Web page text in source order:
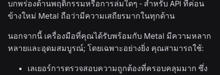
บกพร่องด้านพฤติกรรมหรือการล่มใดๆ - สำหรับ API ที่ค่อน
ข้างใหม่ Metal ถือว่ามีความเสถียรมากในทุกด้าน
นอกจากนี้ เครื่องมือที่คุณได้รับพร้อมกับ Metal มีความหลาก
หลายและอุดมสมบูรณ์; โดยเฉพาะอย่างยิ่ง คุณสามารถใช้:
เลเยอร์การตรวจสอบความถูกต้องที่ครอบคลุมมาก ซึ่ง